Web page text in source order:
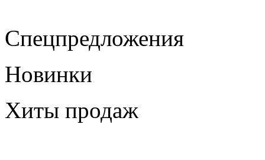
Спецпредложения
Новинки
Хиты продаж